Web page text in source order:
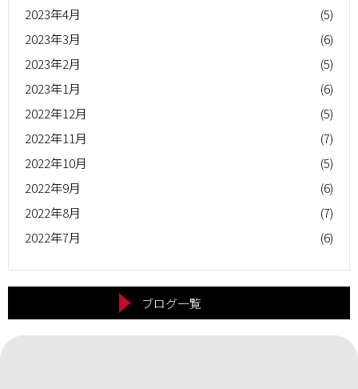
2023年4月
(5)
2023年3月
(6)
2023年2月
(5)
2023年1月
(6)
2022年12月
(5)
2022年11月
(7)
2022年10月
(5)
2022年9月
(6)
2022年8月
(7)
2022年7月
(6)
ブログ一覧